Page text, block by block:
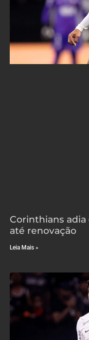
Corinthians
até renovação
Leia Mais »